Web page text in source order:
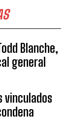
Blanche,
general
vinculados